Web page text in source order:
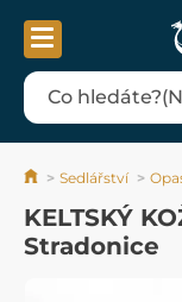
Sedlářství
KELTSKÝ
Stradonice